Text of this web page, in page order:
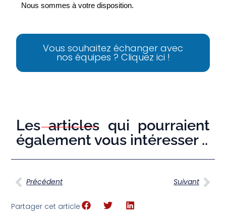
Nous sommes à votre disposition.
Vous souhaitez échanger avec
nos équipes ? Cliquez ici !
Les articles qui pourraient
également vous intéresser ..
Précédent Suivant
Partager cet article